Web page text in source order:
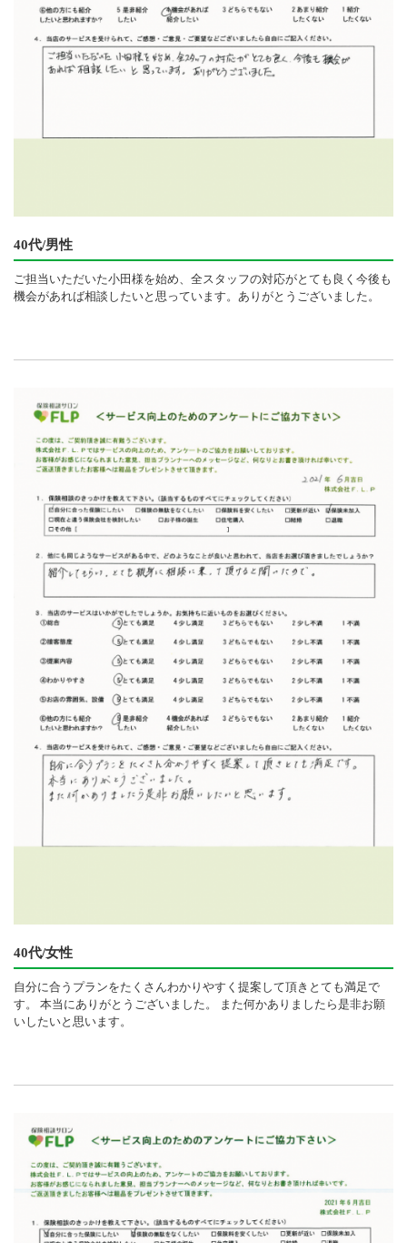
40代/男性
ご担当いただいた小田様を始め、全スタッフの対応がとても良く今後も
機会があれば相談したいと思っています。ありがとうございました。
40代/女性
自分に合うプランをたくさんわかりやすく提案して頂きとても満足で
す。 本当にありがとうございました。 また何かありましたら是非お願
いしたいと思います。